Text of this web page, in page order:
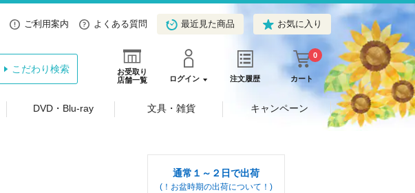
ご利用案内 よくある質問 最近見た商品 お気に入り
お受取り
店舗一覧
ログイン 注文履歴 カート
0
こだわり検索
DVD・Blu-ray 文具・雑貨 キャンペーン
通常１～２日で出荷
(！お盆時期の出荷について！)